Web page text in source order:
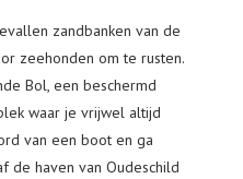
zandbanken van de
zeehonden om te rusten.
Bol, een beschermd
waar je vrijwel altijd
van een boot en ga
de haven van Oudeschild